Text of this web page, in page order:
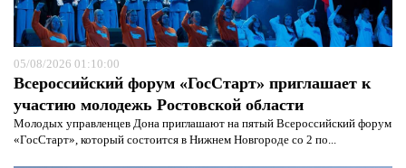
05/08/2026 01:10:00
Всероссийский форум «ГосСтарт» приглашает к
участию молодежь Ростовской области
Молодых управленцев Дона приглашают на пятый Всероссийский форум
«ГосСтарт», который состоится в Нижнем Новгороде со 2 по...